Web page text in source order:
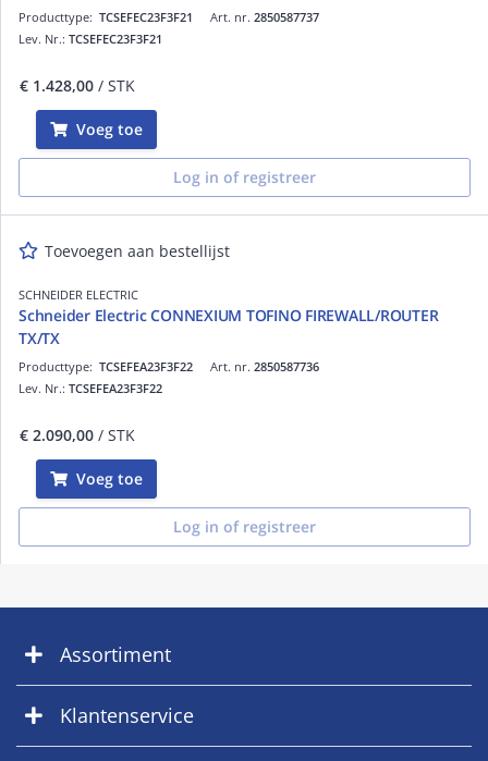
Art. nr. 2850587737
Producttype: TCSEFEC23F3F21
Lev. Nr.: TCSEFEC23F3F21
€ 1.428,00 / STK
Voeg toe
Log in of registreer
Toevoegen aan bestellijst
SCHNEIDER ELECTRIC
Schneider Electric CONNEXIUM TOFINO FIREWALL/ROUTER
TX/TX
Art. nr. 2850587736
Producttype: TCSEFEA23F3F22
Lev. Nr.: TCSEFEA23F3F22
€ 2.090,00 / STK
Voeg toe
Log in of registreer
Assortiment
Klantenservice